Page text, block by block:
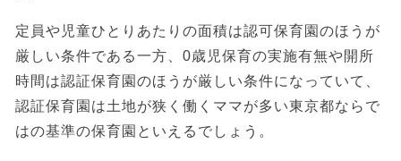
定員や児童ひとりあたりの面積は認可保育園のほうが
厳しい条件である一方、0歳児保育の実施有無や開所
時間は認証保育園のほうが厳しい条件になっていて、
認証保育園は土地が狭く働くママが多い東京都ならで
はの基準の保育園といえるでしょう。